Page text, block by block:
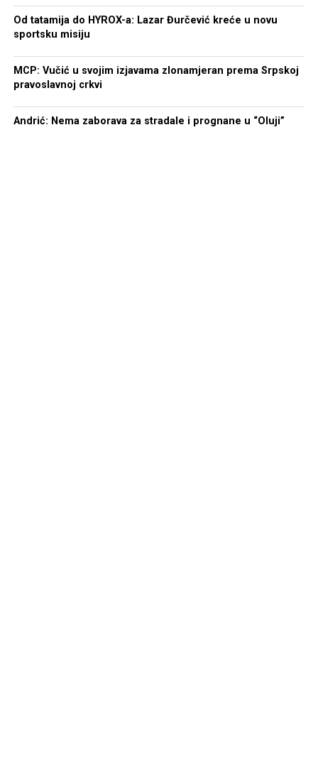
Od tatamija do HYROX-a: Lazar Đurčević kreće u novu
sportsku misiju
MCP: Vučić u svojim izjavama zlonamjeran prema Srpskoj
pravoslavnoj crkvi
Andrić: Nema zaborava za stradale i prognane u “Oluji”